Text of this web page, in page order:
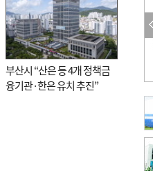
부산시 “산은 등 4개 정책금
융기관·한은 유치 추진”